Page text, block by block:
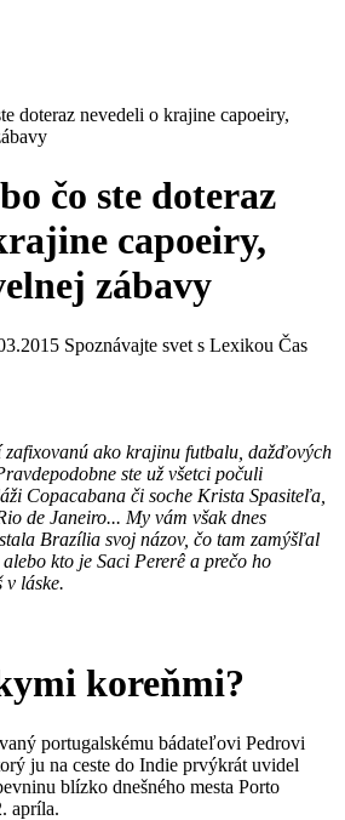
doteraz nevedeli o krajine capoeiry,
čo ste doteraz
capoeiry,
zábavy
Spoznávajte svet s Lexikou Čas
ako krajinu futbalu, dažďových
ste už všetci počuli
Copacabana či soche Krista Spasiteľa,
de Janeiro... My vám však dnes
Brazília svoj názov, čo tam zamýšľal
kto je Saci Pererê a prečo ho
láske.
koreňmi?
portugalskému bádateľovi Pedrovi
ju na ceste do Indie prvýkrát uvidel
blízko dnešného mesta Porto
apríla.